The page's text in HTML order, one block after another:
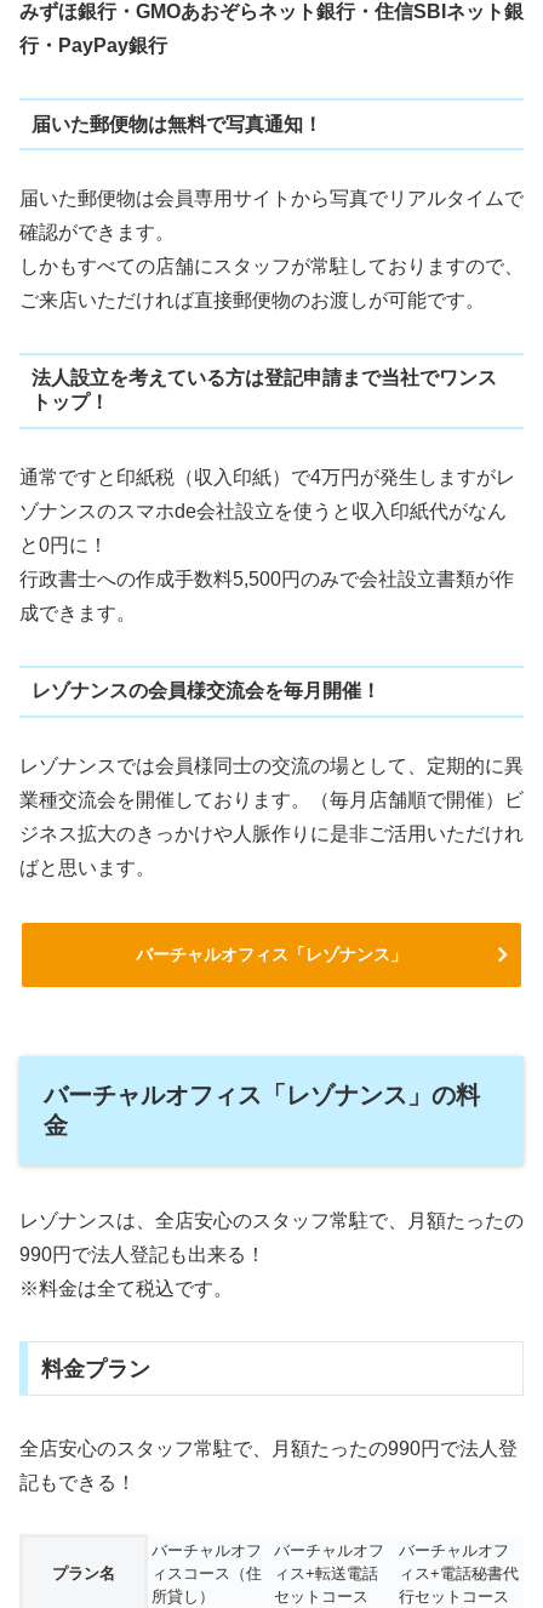
みずほ銀行・GMOあおぞらネット銀行・住信SBIネット銀
行・PayPay銀行
届いた郵便物は無料で写真通知！
届いた郵便物は会員専用サイトから写真でリアルタイムで
確認ができます。
しかもすべての店舗にスタッフが常駐しておりますので、
ご来店いただければ直接郵便物のお渡しが可能です。
法人設立を考えている方は登記申請まで当社でワンス
トップ！
通常ですと印紙税（収入印紙）で4万円が発生しますがレ
ゾナンスのスマホde会社設立を使うと収入印紙代がなん
と0円に！
行政書士への作成手数料5,500円のみで会社設立書類が作
成できます。
レゾナンスの会員様交流会を毎月開催！
レゾナンスでは会員様同士の交流の場として、定期的に異
業種交流会を開催しております。（毎月店舗順で開催）ビ
ジネス拡大のきっかけや人脈作りに是非ご活用いただけれ
ばと思います。
バーチャルオフィス「レゾナンス」
バーチャルオフィス「レゾナンス」の料
金
レゾナンスは、全店安心のスタッフ常駐で、月額たったの
990円で法人登記も出来る！
※料金は全て税込です。
料金プラン
全店安心のスタッフ常駐で、月額たったの990円で法人登
記もできる！
プラン名
バーチャルオフ
ィスコース（住
所貸し）
バーチャルオフ
ィス+転送電話
セットコース
バーチャルオフ
ィス+電話秘書代
行セットコース